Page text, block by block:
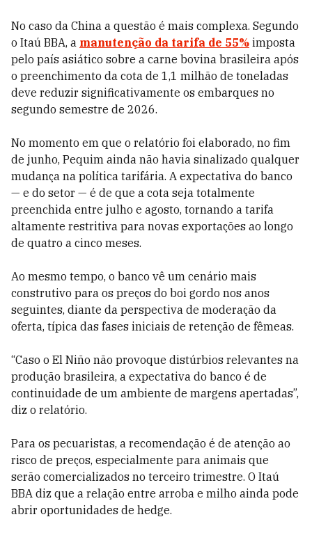
No caso da China a questão é mais complexa. Segundo
o Itaú BBA, a manutenção da tarifa de 55% imposta
pelo país asiático sobre a carne bovina brasileira após
o preenchimento da cota de 1,1 milhão de toneladas
deve reduzir significativamente os embarques no
segundo semestre de 2026.
No momento em que o relatório foi elaborado, no fim
de junho, Pequim ainda não havia sinalizado qualquer
mudança na política tarifária. A expectativa do banco
— e do setor — é de que a cota seja totalmente
preenchida entre julho e agosto, tornando a tarifa
altamente restritiva para novas exportações ao longo
de quatro a cinco meses.
Ao mesmo tempo, o banco vê um cenário mais
construtivo para os preços do boi gordo nos anos
seguintes, diante da perspectiva de moderação da
oferta, típica das fases iniciais de retenção de fêmeas.
“Caso o El Niño não provoque distúrbios relevantes na
produção brasileira, a expectativa do banco é de
continuidade de um ambiente de margens apertadas”,
diz o relatório.
Para os pecuaristas, a recomendação é de atenção ao
risco de preços, especialmente para animais que
serão comercializados no terceiro trimestre. O Itaú
BBA diz que a relação entre arroba e milho ainda pode
abrir oportunidades de hedge.